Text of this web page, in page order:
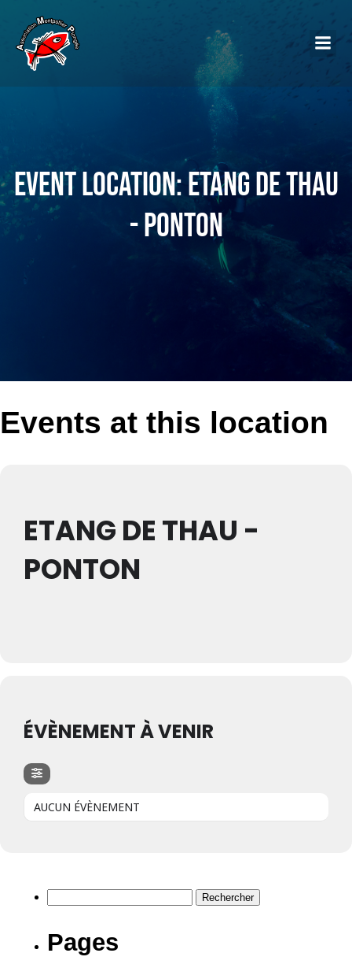
Event Location: Etang de Thau
- Ponton
Events at this location
ETANG DE THAU -
PONTON
ÉVÈNEMENT À VENIR
AUCUN ÉVÈNEMENT
Pages